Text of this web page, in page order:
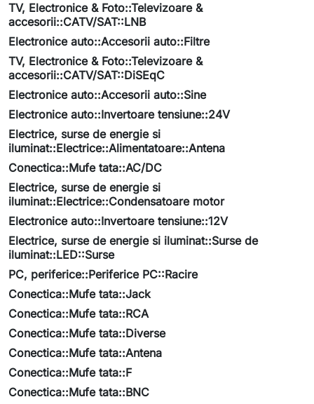
TV, Electronice & Foto::Televizoare &
accesorii::CATV/SAT::LNB
Electronice auto::Accesorii auto::Filtre
TV, Electronice & Foto::Televizoare &
accesorii::CATV/SAT::DiSEqC
Electronice auto::Accesorii auto::Sine
Electronice auto::Invertoare tensiune::24V
Electrice, surse de energie si
iluminat::Electrice::Alimentatoare::Antena
Conectica::Mufe tata::AC/DC
Electrice, surse de energie si
iluminat::Electrice::Condensatoare motor
Electronice auto::Invertoare tensiune::12V
Electrice, surse de energie si iluminat::Surse de
iluminat::LED::Surse
PC, periferice::Periferice PC::Racire
Conectica::Mufe tata::Jack
Conectica::Mufe tata::RCA
Conectica::Mufe tata::Diverse
Conectica::Mufe tata::Antena
Conectica::Mufe tata::F
Conectica::Mufe tata::BNC